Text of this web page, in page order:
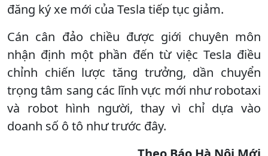
đăng ký xe mới của Tesla tiếp tục giảm.
Cán cân đảo chiều được giới chuyên môn
nhận định một phần đến từ việc Tesla điều
chỉnh chiến lược tăng trưởng, dần chuyển
trọng tâm sang các lĩnh vực mới như robotaxi
và robot hình người, thay vì chỉ dựa vào
doanh số ô tô như trước đây.